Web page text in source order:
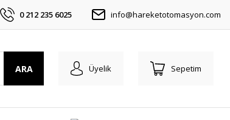
0 212 235 6025 info@hareketotomasyon.com
ARA Üyelik Sepetim